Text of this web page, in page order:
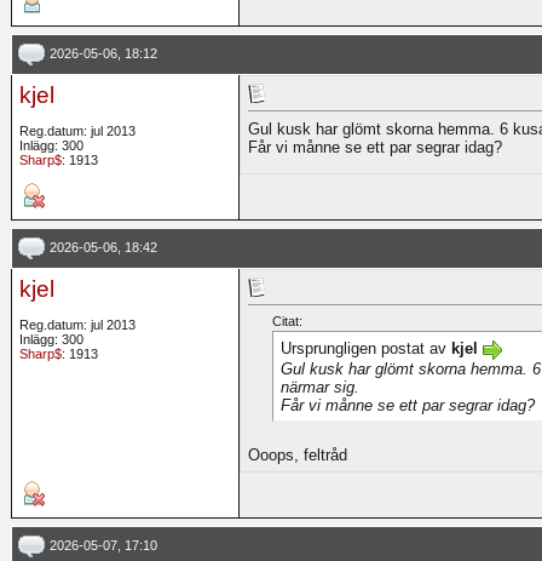
2026-05-06, 18:12
kjel
Reg.datum: jul 2013
Inlägg: 300
Sharp$: 1913
Gul kusk har glömt skorna hemma. 6
Får vi månne se ett par segrar idag?
2026-05-06, 18:42
kjel
Reg.datum: jul 2013
Inlägg: 300
Sharp$: 1913
Citat:
Ursprungligen postat av kjel
Gul kusk har glömt skorna hemma.
närmar sig.
Får vi månne se ett par segrar idag?
Ooops, feltråd
2026-05-07, 17:10